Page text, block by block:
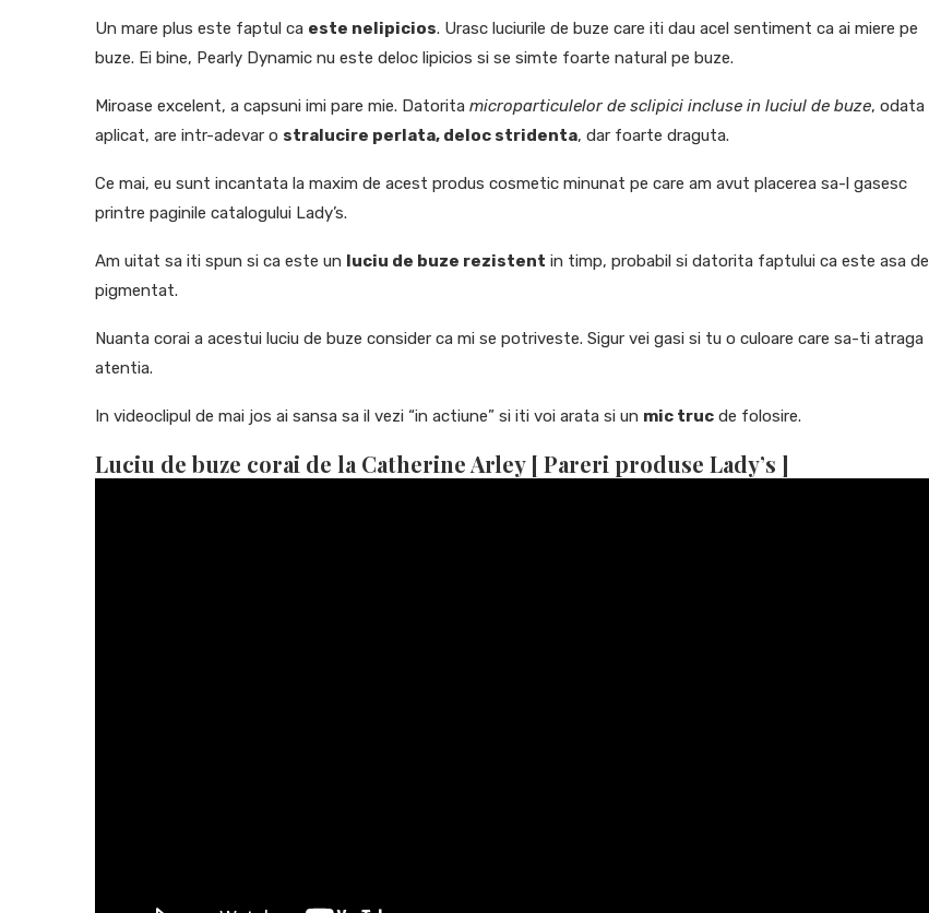
Un mare plus este faptul ca este nelipicios. Urasc luciurile de buze care iti dau acel sentiment ca ai miere pe
buze. Ei bine, Pearly Dynamic nu este deloc lipicios si se simte foarte natural pe buze.
Miroase excelent, a capsuni imi pare mie. Datorita microparticulelor de sclipici incluse in luciul de buze, odata
aplicat, are intr-adevar o stralucire perlata, deloc stridenta, dar foarte draguta.
Ce mai, eu sunt incantata la maxim de acest produs cosmetic minunat pe care am avut placerea sa-l gasesc
printre paginile catalogului Lady’s.
Am uitat sa iti spun si ca este un luciu de buze rezistent in timp, probabil si datorita faptului ca este asa de
pigmentat.
Nuanta corai a acestui luciu de buze consider ca mi se potriveste. Sigur vei gasi si tu o culoare care sa-ti atraga
atentia.
In videoclipul de mai jos ai sansa sa il vezi “in actiune” si iti voi arata si un mic truc de folosire.
Luciu de buze corai de la Catherine Arley [ Pareri produse Lady’s ]